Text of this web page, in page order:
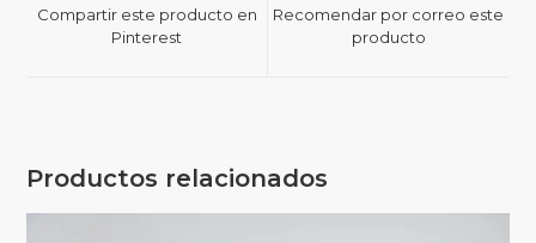
Compartir este producto en
Pinterest
Recomendar por correo este
producto
Productos relacionados